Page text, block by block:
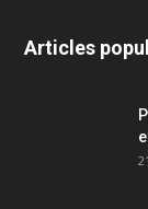
Articles